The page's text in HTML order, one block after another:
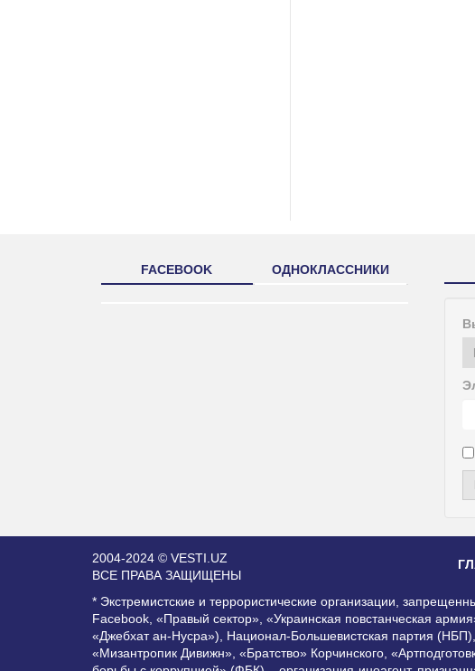
FACEBOOK ОДНОКЛАССНИКИ
2004-2024 © VESTI.UZ
ВСЕ ПРАВА ЗАЩИЩЕНЫ
* Экстремистские и террористические организации,
Facebook, «Правый сектор», «Украинская повстанческая
«Джебхат ан-Нусра»), Национал-Большевистская партия
«Мизантропик Дивижн», «Братство» Корчинского,